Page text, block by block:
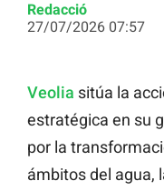
Redacció
27/07/2026 07:57
Veolia sitúa la
estratégica en su
por la
ámbitos del agua,